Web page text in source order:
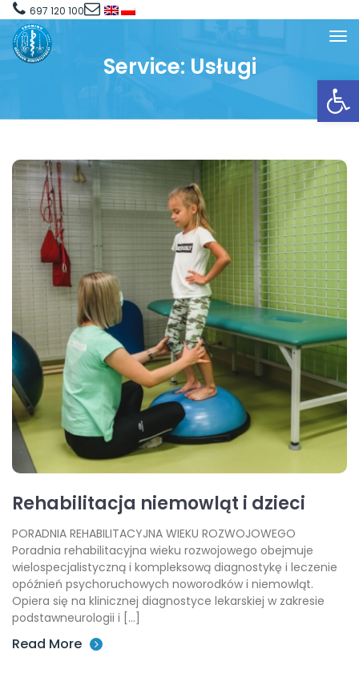
Open toolbar
697 120 100
Service: Usługi
Rehabilitacja niemowląt i dzieci
PORADNIA REHABILITACYJNA WIEKU ROZWOJOWEGO
Poradnia rehabilitacyjna wieku rozwojowego obejmuje
wielospecjalistyczną i kompleksową diagnostykę i leczenie
opóźnień psychoruchowych noworodków i niemowląt.
Opiera się na klinicznej diagnostyce lekarskiej w zakresie
podstawneurologii i […]
Read More